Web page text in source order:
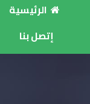
الرئيسية
إتصل بنا